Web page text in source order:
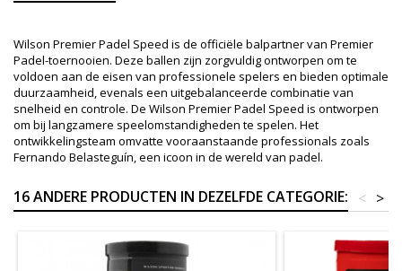
Wilson Premier Padel Speed is de officiële balpartner van Premier
Padel-toernooien. Deze ballen zijn zorgvuldig ontworpen om te
voldoen aan de eisen van professionele spelers en bieden optimale
duurzaamheid, evenals een uitgebalanceerde combinatie van
snelheid en controle. De Wilson Premier Padel Speed is ontworpen
om bij langzamere speelomstandigheden te spelen. Het
ontwikkelingsteam omvatte vooraanstaande professionals zoals
Fernando Belasteguín, een icoon in de wereld van padel.
16 ANDERE PRODUCTEN IN DEZELFDE CATEGORIE: >
<